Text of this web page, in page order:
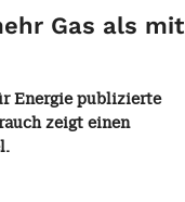
Gas als mit
Energie publizierte
zeigt einen